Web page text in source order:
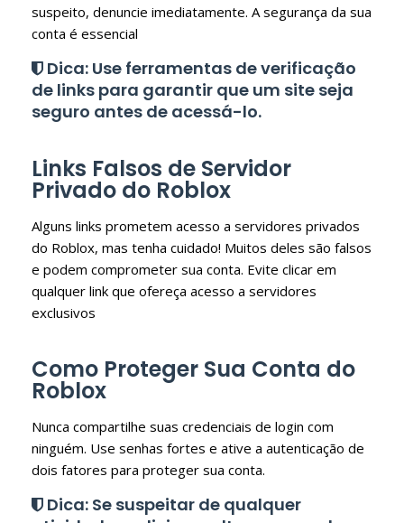
suspeito, denuncie imediatamente. A segurança da sua
conta é essencial
Dica: Use ferramentas de verificação
de links para garantir que um site seja
seguro antes de acessá-lo.
Links Falsos de Servidor
Privado do Roblox
Alguns links prometem acesso a servidores privados
do Roblox, mas tenha cuidado! Muitos deles são falsos
e podem comprometer sua conta. Evite clicar em
qualquer link que ofereça acesso a servidores
exclusivos
Como Proteger Sua Conta do
Roblox
Nunca compartilhe suas credenciais de login com
ninguém. Use senhas fortes e ative a autenticação de
dois fatores para proteger sua conta.
Dica: Se suspeitar de qualquer